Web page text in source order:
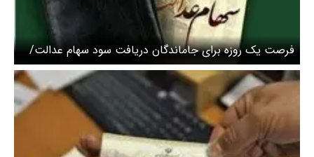
فرصت یک روزه برای جاماندگان دریافت سود سهام عدالت/
کجا مراجعه کنیم؟